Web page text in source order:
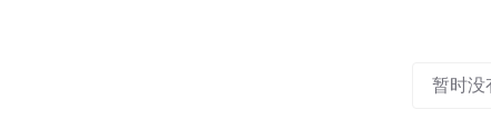
暂时没